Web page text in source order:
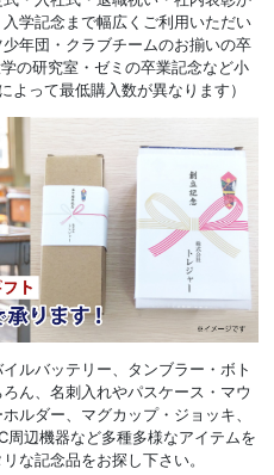
学記念まで幅広くご利用いただい
年団・クラブチームのお揃いの卒
の研究室・ゼミの卒業記念など小
よって最低購入数が異なります）
ルバッテリー、タンブラー・ボト
ん、名刺入れやパスケース・マウ
ルダー、マグカップ・ジョッキ、
周辺機器など多種多様なアイテムを
な記念品をお探し下さい。